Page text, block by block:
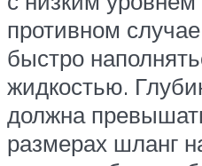
противном
быстро
жидкостью.
должна
размерах шланг